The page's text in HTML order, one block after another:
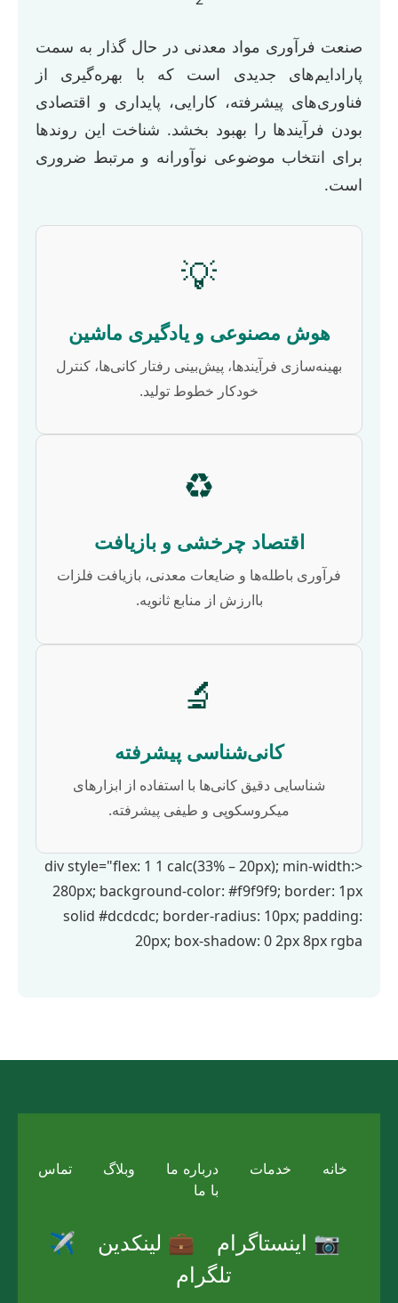
صنعت فرآوری مواد معدنی در حال گذار به سمت
پارادایم‌های جدیدی است که با بهره‌گیری از
فناوری‌های پیشرفته، کارایی، پایداری و اقتصادی
بودن فرآیندها را بهبود بخشد. شناخت این روندها
برای انتخاب موضوعی نوآورانه و مرتبط ضروری
است.
💡
هوش مصنوعی و یادگیری ماشین
بهینه‌سازی فرآیندها، پیش‌بینی رفتار کانی‌ها، کنترل
خودکار خطوط تولید.
♻️
اقتصاد چرخشی و بازیافت
فرآوری باطله‌ها و ضایعات معدنی، بازیافت فلزات
باارزش از منابع ثانویه.
🔬
کانی‌شناسی پیشرفته
شناسایی دقیق کانی‌ها با استفاده از ابزارهای
میکروسکوپی و طیفی پیشرفته.
<div style="flex: 1 1 calc(33% – 20px); min-width:
280px; background-color: #f9f9f9; border: 1px
solid #dcdcdc; border-radius: 10px; padding:
20px; box-shadow: 0 2px 8px rgba
خانه خدمات درباره ما وبلاگ
تماس
با ما
📷 اینستاگرام 💼 لینکدین
✈️
تلگرام